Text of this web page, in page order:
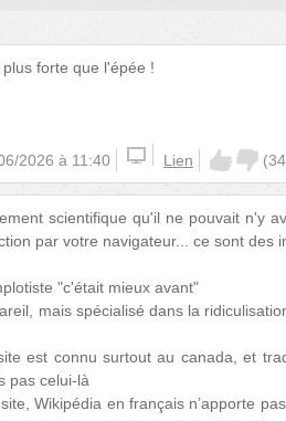
forte que l'épée !
2026 à 11:40 Lien (34
scientifique qu'il ne pouvait n'y
par votre navigateur... ce sont des
"c'était mieux avant"
mais spécialisé dans la
est connu surtout au canada, et
pas celui-là
Wikipédia en français n’apporte